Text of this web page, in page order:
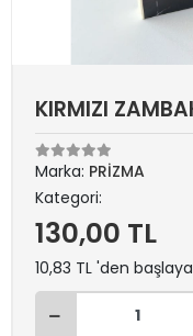
KIRMIZI
Marka: PRİZMA
Kategori:
130,00 TL
10,83 TL 'den